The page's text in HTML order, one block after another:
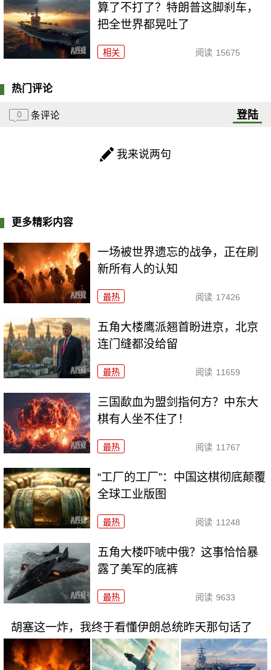
算了不打了？特朗普这脚刹车，
把全世界都晃吐了
相关 阅读 15675
热门评论
0 条评论 登陆
我来说两句
更多精彩内容
一场被世界遗忘的战争，正在刷
新所有人的认知
最热 阅读 17426
五角大楼鹰派翘首盼进京，北京
连门缝都没给留
最热 阅读 11659
三国歃血为盟剑指何方？中东大
棋有人坐不住了！
最热 阅读 11767
“工厂的工厂”：中国这棋彻底颠覆
全球工业版图
最热 阅读 11248
五角大楼吓唬中俄？这事恰恰暴
露了美军的底裤
最热 阅读 9633
胡塞这一炸，我终于看懂伊朗总统昨天那句话了